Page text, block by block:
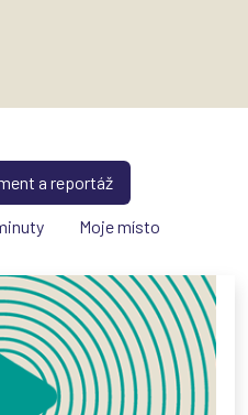
a reportáž
Moje místo